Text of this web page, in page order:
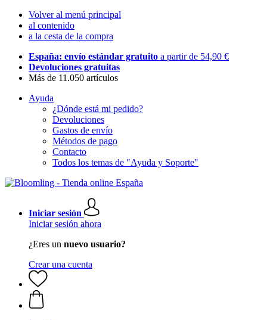
Volver al menú principal
al contenido
a la cesta de la compra
España: envío estándar gratuito a partir de 54,90 €
Devoluciones gratuitas
Más de 11.050 artículos
Ayuda
¿Dónde está mi pedido?
Devoluciones
Gastos de envío
Métodos de pago
Contacto
Todos los temas de "Ayuda y Soporte"
Iniciar sesión
Iniciar sesión ahora
¿Eres un nuevo usuario?
Crear una cuenta